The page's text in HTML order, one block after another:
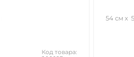
Код товара:
54 см